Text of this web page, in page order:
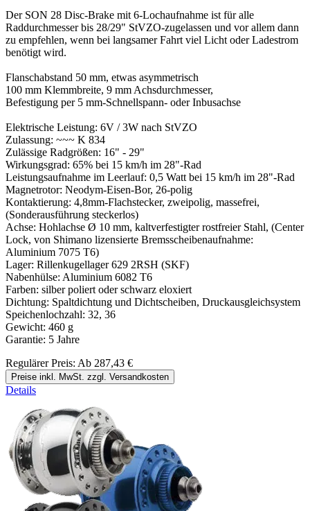
Der SON 28 Disc-Brake mit 6-Lochaufnahme ist für alle
Raddurchmesser bis 28/29" StVZO-zugelassen und vor allem dann
zu empfehlen, wenn bei langsamer Fahrt viel Licht oder Ladestrom
benötigt wird.
Flanschabstand 50 mm, etwas asymmetrisch
100 mm Klemmbreite, 9 mm Achsdurchmesser,
Befestigung per 5 mm-Schnellspann- oder Inbusachse
Elektrische Leistung: 6V / 3W nach StVZO
Zulassung: ~~~ K 834
Zulässige Radgrößen: 16" - 29"
Wirkungsgrad: 65% bei 15 km/h im 28"-Rad
Leistungsaufnahme im Leerlauf: 0,5 Watt bei 15 km/h im 28"-Rad
Magnetrotor: Neodym-Eisen-Bor, 26-polig
Kontaktierung: 4,8mm-Flachstecker, zweipolig, massefrei,
(Sonderausführung steckerlos)
Achse: Hohlachse Ø 10 mm, kaltverfestigter rostfreier Stahl, (Center
Lock, von Shimano lizensierte Bremsscheibenaufnahme:
Aluminium 7075 T6)
Lager: Rillenkugellager 629 2RSH (SKF)
Nabenhülse: Aluminium 6082 T6
Farben: silber poliert oder schwarz eloxiert
Dichtung: Spaltdichtung und Dichtscheiben, Druckausgleichsystem
Speichenlochzahl: 32, 36
Gewicht: 460 g
Garantie: 5 Jahre
Regulärer Preis: Ab 287,43 €
Preise inkl. MwSt. zzgl. Versandkosten
Details